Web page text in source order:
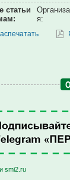
статьи
я:
smi2.ru